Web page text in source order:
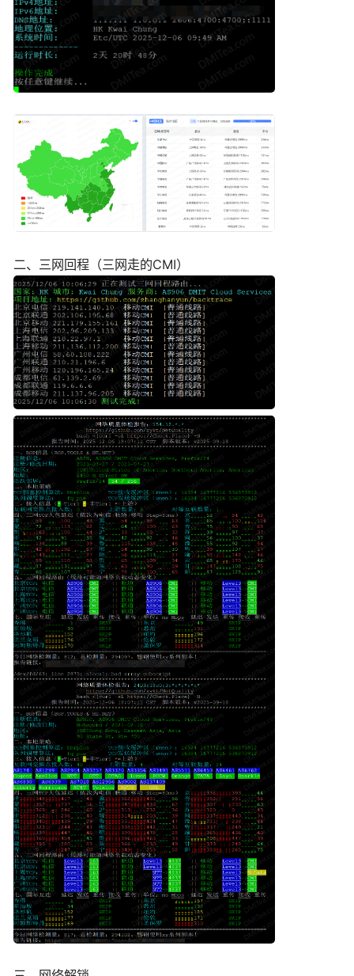
二、三网回程（三网走的CMI）